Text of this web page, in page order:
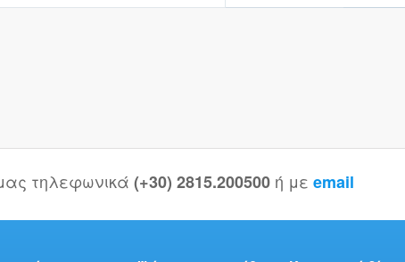
τηλεφωνικά (+30) 2815.200500 ή με email